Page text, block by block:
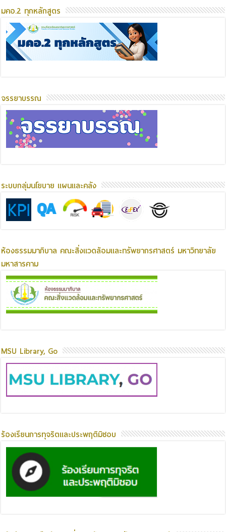
มคอ.2 ทุกหลักสูตร
จรรยาบรรณ
ระบบกลุ่มนโยบาย แผนและคลัง
ห้องธรรมมาภิบาล คณะสิ่งแวดล้อมและทรัพยากรศาสตร์ มหาวิทยาลัย
มหาสารคาม
MSU Library, Go
ร้องเรียนการทุจริตและประพฤติมิชอบ